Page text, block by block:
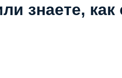
знаете, как